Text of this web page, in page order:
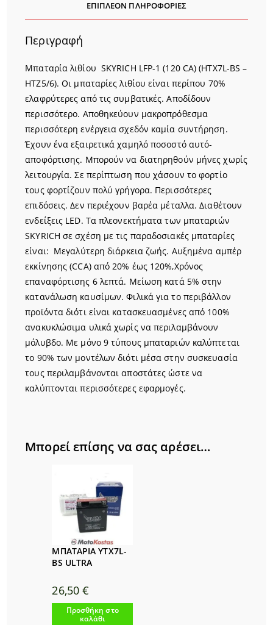
ΕΠΙΠΛΈΟΝ ΠΛΗΡΟΦΟΡΊΕΣ
Περιγραφή
Μπαταρία λιθίου SKYRICH LFP-1 (120 CA) (HTX7L-BS –
HTZ5/6). Οι μπαταρίες λιθίου είναι περίπου 70%
ελαφρύτερες από τις συμβατικές. Αποδίδουν
περισσότερο. Αποθηκεύουν μακροπρόθεσμα
περισσότερη ενέργεια σχεδόν καμία συντήρηση.
Έχουν ένα εξαιρετικά χαμηλό ποσοστό αυτό-
αποφόρτισης. Μπορούν να διατηρηθούν μήνες χωρίς
λειτουργία. Σε περίπτωση που χάσουν το φορτίο
τους φορτίζουν πολύ γρήγορα. Περισσότερες
επιδόσεις. Δεν περιέχουν βαρέα μέταλλα. Διαθέτουν
ενδείξεις LED. Τα πλεονεκτήματα των μπαταριών
SKYRICH σε σχέση με τις παραδοσιακές μπαταρίες
είναι: Μεγαλύτερη διάρκεια ζωής. Αυξημένα αμπέρ
εκκίνησης (CCA) από 20% έως 120%,Χρόνος
επαναφόρτισης 6 λεπτά. Μείωση κατά 5% στην
κατανάλωση καυσίμων. Φιλικά για το περιβάλλον
προϊόντα διότι είναι κατασκευασμένες από 100%
ανακυκλώσιμα υλικά χωρίς να περιλαμβάνουν
μόλυβδο. Με μόνο 9 τύπους μπαταριών καλύπτεται
το 90% των μοντέλων διότι μέσα στην συσκευασία
τους περιλαμβάνονται αποστάτες ώστε να
καλύπτονται περισσότερες εφαρμογές.
Μπορεί επίσης να σας αρέσει…
ΜΠΑΤΑΡΙΑ YTX7L-
BS ULTRA
26,50€
Προσθήκη στο
καλάθι